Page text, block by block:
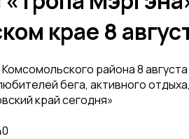
крае 8
района 8
бега, активного
край сегодня»